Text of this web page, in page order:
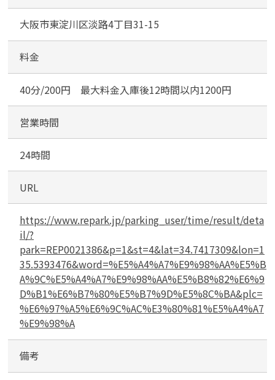
最短1分！今すぐ査定金額をお伝えいた
します
まずはお電話で無料査定
【総合受付】24時間・年中無休(年末年
ー
東
川
２
車
場
大阪市東淀川区淡路4丁目31-15
料金
40分/200円 最大料金入庫後12時間以内1200円
営業時間
24時間
URL
https://www.repark.jp/parking_user/time/result/deta
il/?
park=REP0021386&p=1&st=4&lat=34.7417309&lon=1
35.5393476&word=%E5%A4%A7%E9%98%AA%E5%B
A%9C%E5%A4%A7%E9%98%AA%E5%B8%82%E6%9
D%B1%E6%B7%80%E5%B7%9D%E5%8C%BA&plc=
%E6%97%A5%E6%9C%AC%E3%80%81%E5%A4%A7
%E9%98%A
備考